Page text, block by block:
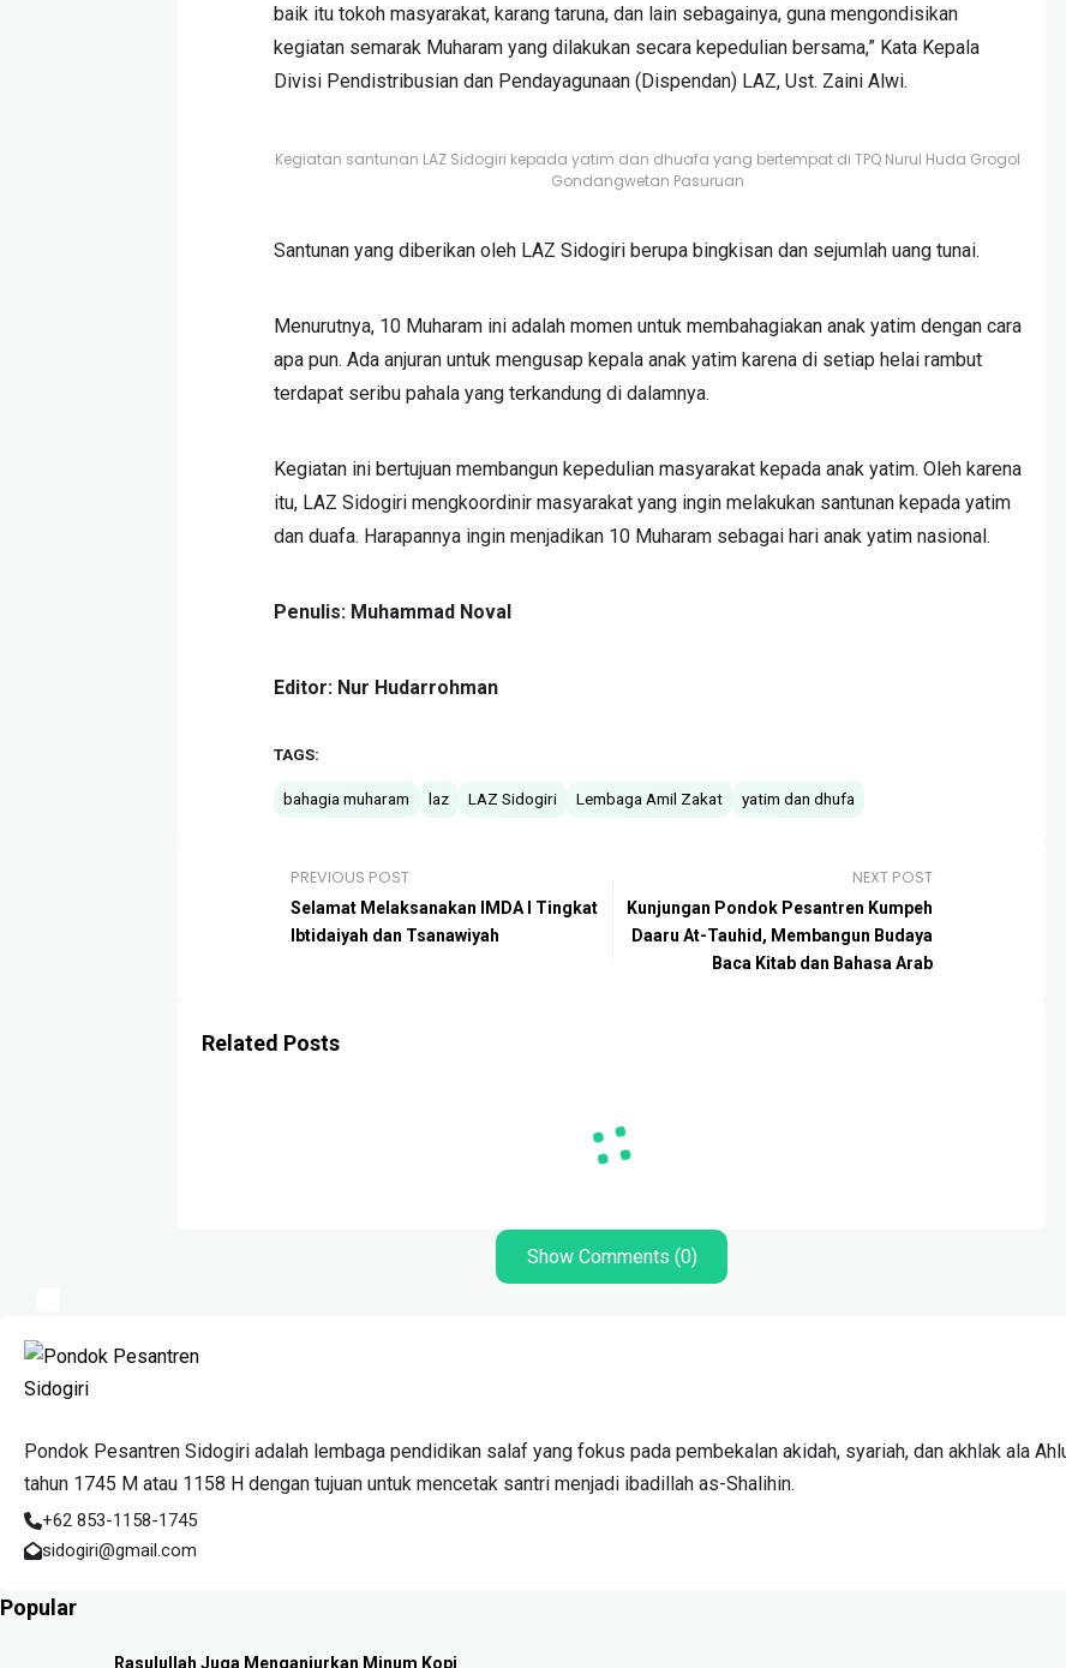
baik itu tokoh masyarakat, karang taruna, dan lain sebagainya, guna mengondisikan
kegiatan semarak Muharam yang dilakukan secara kepedulian bersama,” Kata Kepala
Divisi Pendistribusian dan Pendayagunaan (Dispendan) LAZ, Ust. Zaini Alwi.
Kegiatan santunan LAZ Sidogiri kepada yatim dan dhuafa yang bertempat di TPQ Nurul Huda Grogol
Gondangwetan Pasuruan
Santunan yang diberikan oleh LAZ Sidogiri berupa bingkisan dan sejumlah uang tunai.
Menurutnya, 10 Muharam ini adalah momen untuk membahagiakan anak yatim dengan cara
apa pun. Ada anjuran untuk mengusap kepala anak yatim karena di setiap helai rambut
terdapat seribu pahala yang terkandung di dalamnya.
Kegiatan ini bertujuan membangun kepedulian masyarakat kepada anak yatim. Oleh karena
itu, LAZ Sidogiri mengkoordinir masyarakat yang ingin melakukan santunan kepada yatim
dan duafa. Harapannya ingin menjadikan 10 Muharam sebagai hari anak yatim nasional.
Penulis: Muhammad Noval
Editor: Nur Hudarrohman
TAGS:
bahagia muharam laz LAZ Sidogiri Lembaga Amil Zakat yatim dan dhufa
PREVIOUS POST
Selamat Melaksanakan IMDA I Tingkat
Ibtidaiyah dan Tsanawiyah
NEXT POST
Kunjungan Pondok Pesantren Kumpeh
Daaru At-Tauhid, Membangun Budaya
Baca Kitab dan Bahasa Arab
Related Posts
Show Comments (0)
Pondok Pesantren Sidogiri adalah lembaga pendidikan salaf yang fokus pada pembekalan akidah, syariah, dan akhlak ala
tahun 1745 M atau 1158 H dengan tujuan untuk mencetak santri menjadi ibadillah as-Shalihin.
+62 853-1158-1745
sidogiri@gmail.com
Popular
Rasulullah Juga Menganjurkan Minum Kopi